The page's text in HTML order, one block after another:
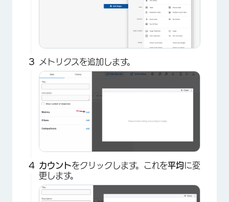
メトリクスを追加します。
カウントをクリックします。これを平均に変
更します。